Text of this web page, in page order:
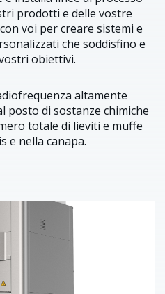
prodotti e delle vostre
voi per creare sistemi e
che soddisfino e
obiettivi.
altamente
posto di sostanze chimiche
totale di lieviti e muffe
e nella canapa.